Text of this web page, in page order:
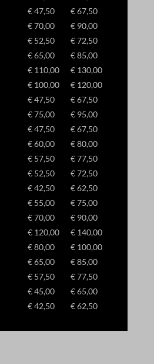
€ 47,50
€ 67,50
€ 70,00
€ 90,00
€ 52,50
€ 72,50
€ 65,00
€ 85,00
€ 110,00
€ 130,00
€ 100,00
€ 120,00
€ 47,50
€ 67,50
€ 75,00
€ 95,00
€ 47,50
€ 67,50
€ 60,00
€ 80,00
€ 57,50
€ 77,50
€ 52,50
€ 72,50
€ 42,50
€ 62,50
€ 55,00
€ 75,00
€ 70,00
€ 90,00
€ 120,00
€ 140,00
€ 80,00
€ 100,00
€ 65,00
€ 85,00
€ 57,50
€ 77,50
€ 45,00
€ 65,00
€ 42,50 € 62,50